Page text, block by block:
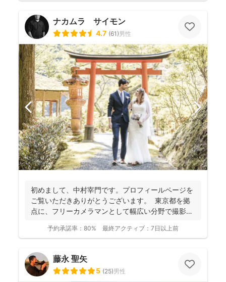
ナカムラ サイモン
4.7 (61)男性
初めまして、中村宰門です。プロフィールページを
ご覧いただきありがとうございます。 東京都を拠
点に、フリーカメラマンとして幅広い分野で撮影を
予約承諾率： 80% 最終アクティブ： 7日以上前
藤永 聖矢
5 (25)男性